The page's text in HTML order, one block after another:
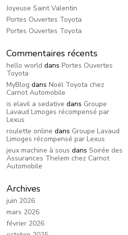
Joyeuse Saint Valentin
Portes Ouvertes Toyota
Portes Ouvertes Toyota
Commentaires récents
hello world dans Portes Ouvertes
Toyota
MyBlog dans Noël Toyota chez
Carnot Automobile
is elavil a sedative dans Groupe
Lavaud Limoges récompensé par
Lexus
roulette online dans Groupe Lavaud
Limoges récompensé par Lexus
jeux machine à sous dans Soirée des
Assurances Thelem chez Carnot
Automobile
Archives
juin 2026
mars 2026
février 2026